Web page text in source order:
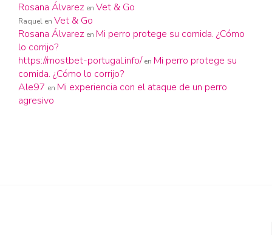
Rosana Álvarez en Vet & Go
Raquel en Vet & Go
Rosana Álvarez en Mi perro protege su comida. ¿Cómo
lo corrijo?
https://mostbet-portugal.info/ en Mi perro protege su
comida. ¿Cómo lo corrijo?
Ale97 en Mi experiencia con el ataque de un perro
agresivo